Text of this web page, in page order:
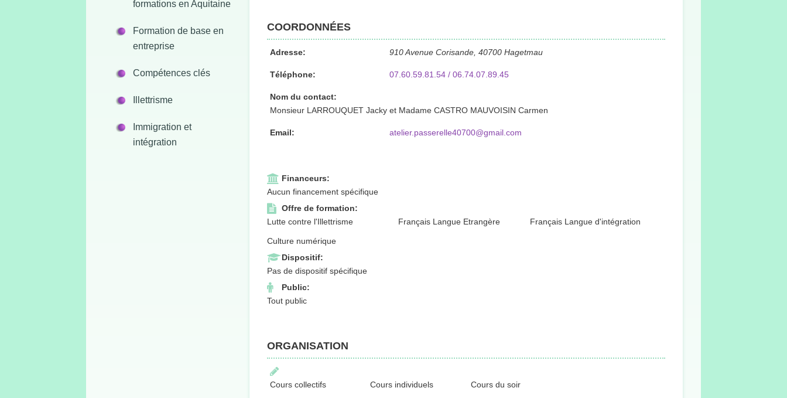
formations en Aquitaine
Formation de base en
entreprise
Compétences clés
Illettrisme
Immigration et
intégration
COORDONNÉES
Adresse: 910 Avenue Corisande, 40700 Hagetmau
Téléphone: 07.60.59.81.54 / 06.74.07.89.45
Nom du contact:
Monsieur LARROUQUET Jacky et Madame CASTRO MAUVOISIN Carmen
Email: atelier.passerelle40700@gmail.com
Financeurs:
Aucun financement spécifique
Offre de formation:
Lutte contre l'Illettrisme
Français Langue Etrangère Français Langue d'intégration
Culture numérique
Dispositif:
Pas de dispositif spécifique
Public:
Tout public
ORGANISATION
Cours collectifs Cours individuels Cours du soir